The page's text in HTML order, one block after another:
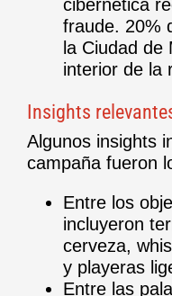
cibernética
fraude. 20%
la Ciudad de
interior de la
Insights
Algunos insights
campaña fueron
Entre los
incluyeron
cerveza,
y playeras
Entre las